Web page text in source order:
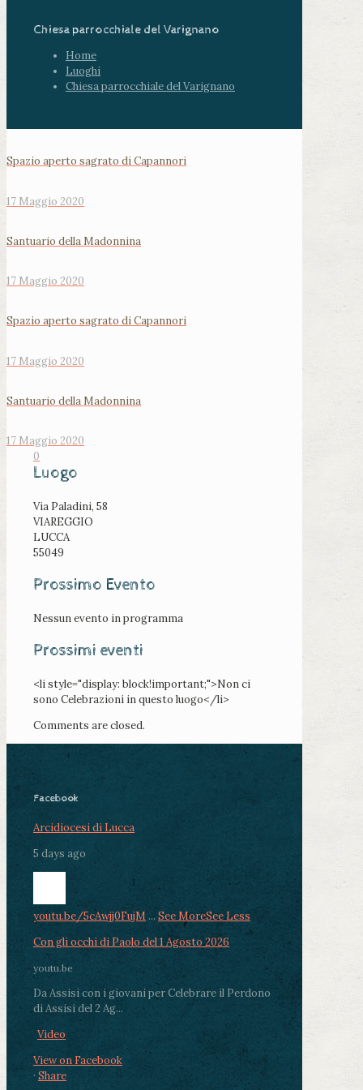
Chiesa parrocchiale del Varignano
Home
Luoghi
Chiesa parrocchiale del Varignano
Spazio aperto sagrato di Capannori
17 Maggio 2020
Santuario della Madonnina
17 Maggio 2020
Spazio aperto sagrato di Capannori
17 Maggio 2020
Santuario della Madonnina
17 Maggio 2020
0
Luogo
Via Paladini, 58
VIAREGGIO
LUCCA
55049
Prossimo Evento
Nessun evento in programma
Prossimi eventi
<li style="display: block!important;">Non ci
sono Celebrazioni in questo luogo</li>
Comments are closed.
Facebook
Arcidiocesi di Lucca
5 days ago
youtu.be/5cAwjj0FujM ... See MoreSee Less
Con gli occhi di Paolo del 1 Agosto 2026
youtu.be
Da Assisi con i giovani per Celebrare il Perdono
di Assisi del 2 Ag...
Video
View on Facebook
· Share